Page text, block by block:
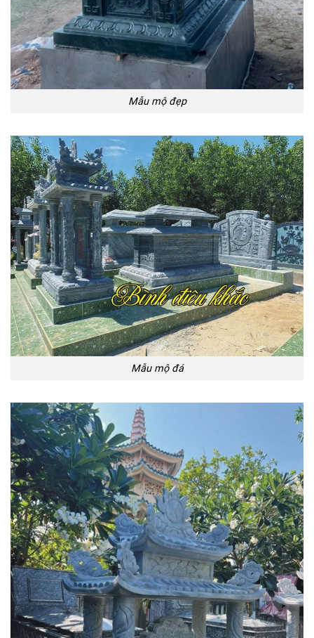
Mẫu mộ đá
Mẫu mộ đá